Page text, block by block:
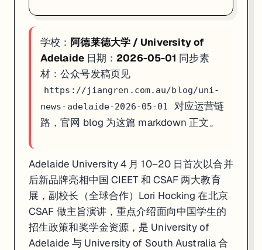
学校： 阿德莱德大学 / University of
Adelaide日期： 2026-05-01 同步素
材：公众号发稿页见
https://jiangren.com.au/blog/uni-
news-adelaide-2026-05-01
对应运营链
路，官网 blog 为这篇 markdown 正文。
Adelaide University 4 月 10–20 日首次以合并
后新品牌亮相中国 CIEET 和 CSAF 两大教育
展，副校长（全球合作）Lori Hocking 在北京
CSAF 做主旨演讲，重点介绍面向中国学生的
招生政策和奖学金资源，是 University of
Adelaide 与 University of South Australia 合